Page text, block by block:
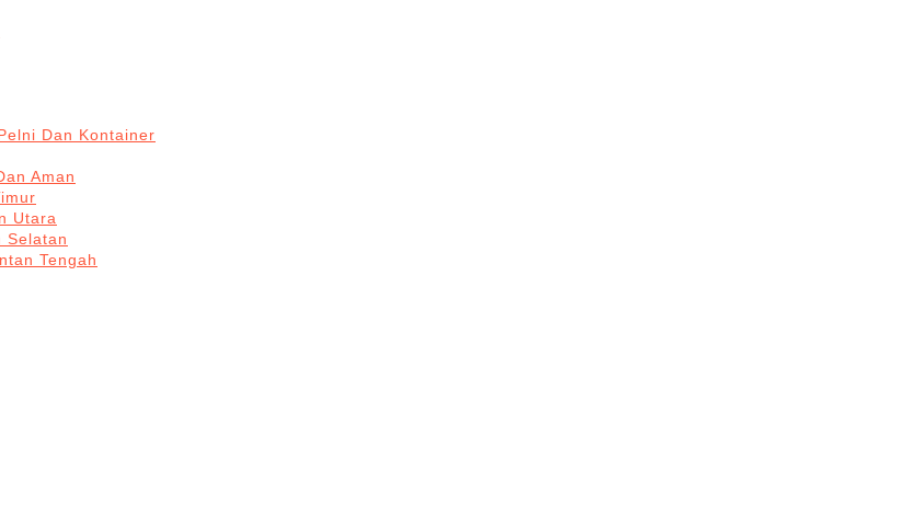
Dan Kontainer
Aman
Utara
Selatan
Tengah